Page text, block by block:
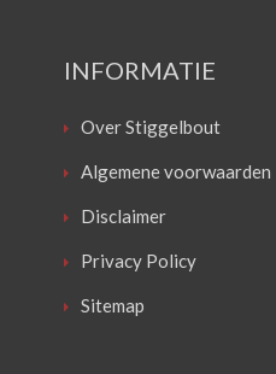
INFORMATIE
Over Stiggelbout
Algemene voorwaarden
Disclaimer
Privacy Policy
Sitemap